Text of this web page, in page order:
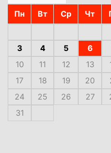
Пн Вт Ср Чт
3
4 5 6
10
11 12 13
17
18 19 20
24
25 26 27
31